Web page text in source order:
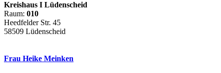
Kreishaus I Lüdenscheid
Raum: 010
Heedfelder Str. 45
58509 Lüdenscheid
Frau Heike Meinken